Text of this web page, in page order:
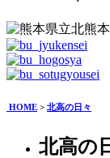
HOME > 北高の日々
北高の